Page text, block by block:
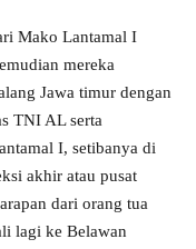
Mako Lantamal I
mereka
Jawa timur dengan
TNI AL serta
I, setibanya di
akhir atau pusat
dari orang tua
lagi ke Belawan